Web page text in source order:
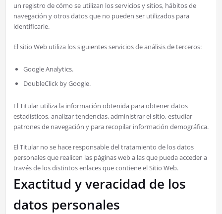
un registro de cómo se utilizan los servicios y sitios, hábitos de
navegación y otros datos que no pueden ser utilizados para
identificarle.
El sitio Web utiliza los siguientes servicios de análisis de terceros:
Google Analytics.
DoubleClick by Google.
El Titular utiliza la información obtenida para obtener datos
estadísticos, analizar tendencias, administrar el sitio, estudiar
patrones de navegación y para recopilar información demográfica.
El Titular no se hace responsable del tratamiento de los datos
personales que realicen las páginas web a las que pueda acceder a
través de los distintos enlaces que contiene el Sitio Web.
Exactitud y veracidad de los
datos personales